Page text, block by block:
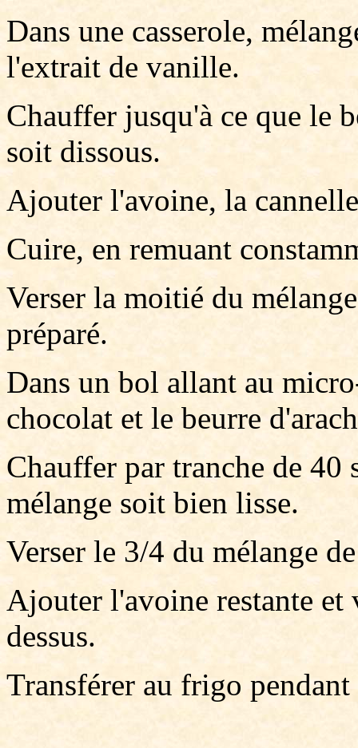
Dans une casserole,
l'extrait de vanille.
Chauffer jusqu'à ce que le
soit dissous.
Ajouter l'avoine, la
Cuire, en remuant
Verser la moitié du
préparé.
Dans un bol allant au
chocolat et le beurre
Chauffer par tranche de 40
mélange soit bien lisse.
Verser le 3/4 du mélange
Ajouter l'avoine restante et
dessus.
Transférer au frigo